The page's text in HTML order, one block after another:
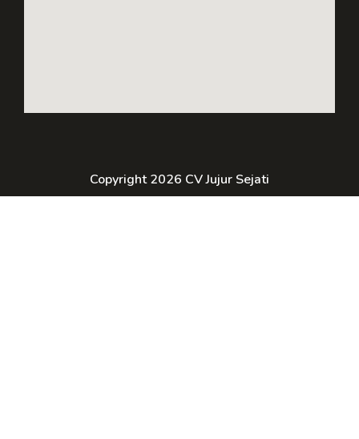
Copyright 2026 CV Jujur Sejati